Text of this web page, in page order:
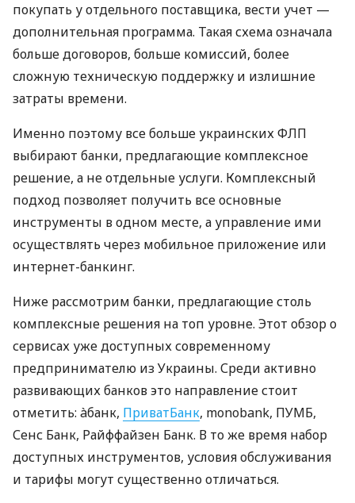
покупать у отдельного поставщика, вести учет —
дополнительная программа. Такая схема означала
больше договоров, больше комиссий, более
сложную техническую поддержку и излишние
затраты времени.
Именно поэтому все больше украинских ФЛП
выбирают банки, предлагающие комплексное
решение, а не отдельные услуги. Комплексный
подход позволяет получить все основные
инструменты в одном месте, а управление ими
осуществлять через мобильное приложение или
интернет-банкинг.
Ниже рассмотрим банки, предлагающие столь
комплексные решения на топ уровне. Этот обзор о
сервисах уже доступных современному
предпринимателю из Украины. Среди активно
развивающих банков это направление стоит
отметить: àбанк, ПриватБанк, monobank, ПУМБ,
Сенс Банк, Райффайзен Банк. В то же время набор
доступных инструментов, условия обслуживания
и тарифы могут существенно отличаться.